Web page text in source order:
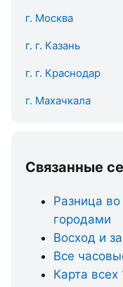
г. Москва
г. г. Казань
г. г. Краснодар
г. Махачкала
Связанные
Разница
городами
Восход и
Все
Карта